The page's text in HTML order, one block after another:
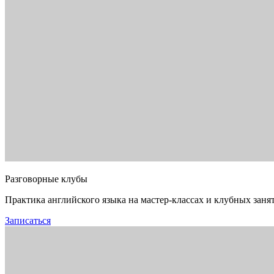
Разговорные клубы
Практика английского языка на мастер-классах и клубных
Записаться